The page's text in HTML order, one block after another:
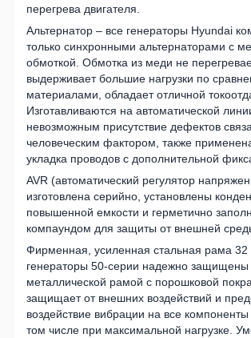
перегрева двигателя.
Альтернатор – все генераторы Hyundai
только синхронными альтернаторами с
обмоткой. Обмотка из меди не
выдерживает большие нагрузки по
материалами, обладает отличной
Изготавливаются на автоматической
невозможным присутствие дефектов
человеческим фактором, также
укладка проводов с дополнительной
AVR (автоматический регулятор
изготовлена ​​серийно, установлены
повышенной емкости и герметично
компаундом для защиты от внешней
Фирменная, усиленная стальная рама
генераторы 50-серии надежно защищены
металлической рамой с порошковой
защищает от внешних воздействий и
воздействие вибрации на все компоненты
том числе при максимальной нагрузке.